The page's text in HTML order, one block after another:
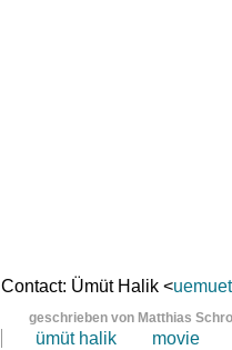
Contact: Ümüt Halik <
geschrieben von Matthias
ümüt halik
movie